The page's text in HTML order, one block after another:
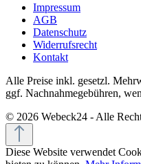
Impressum
AGB
Datenschutz
Widerrufsrecht
Kontakt
Alle Preise inkl. gesetzl.
ggf. Nachnahmegebühren,
© 2026 Webeck24 - Alle
Diese Website verwendet